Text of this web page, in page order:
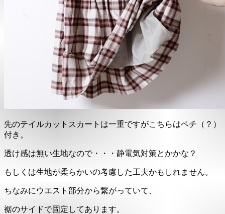
先のテイルカットスカートは一重ですがこちらはペチ（？）
付き。
透け感は無い生地なので・・・静電気対策とかかな？
もしくは生地が柔らかいの考慮した工夫かもしれません。
ちなみにウエスト部分から繋がっていて、
裾のサイドで固定してあります。